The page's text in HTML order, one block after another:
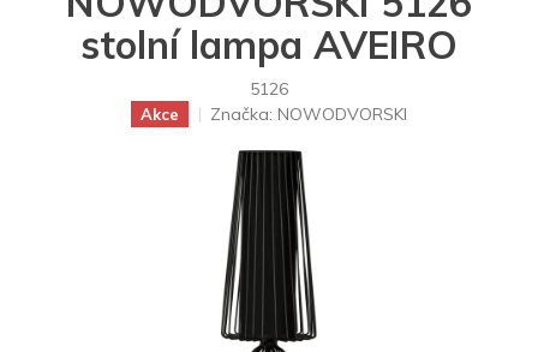
stolní lampa AVEIRO
5126
Akce Značka: NOWODVORSKI